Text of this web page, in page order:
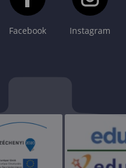
Facebook Instagram